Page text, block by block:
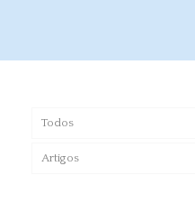
Todos
Artigos